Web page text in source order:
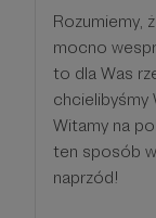
Rozumiemy,
mocno
to dla Was
chcielibyśmy
Witamy na
ten sposób
naprzód!